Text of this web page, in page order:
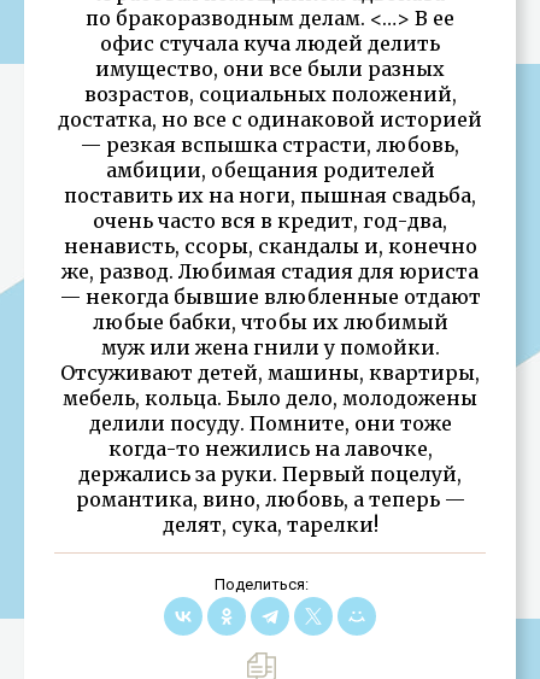
по бракоразводным делам. <…> В ее
офис стучала куча людей делить
имущество, они все были разных
возрастов, социальных положений,
достатка, но все с одинаковой историей
— резкая вспышка страсти, любовь,
амбиции, обещания родителей
поставить их на ноги, пышная свадьба,
очень часто вся в кредит, год-два,
ненависть, ссоры, скандалы и, конечно
же, развод. Любимая стадия для юриста
— некогда бывшие влюбленные отдают
любые бабки, чтобы их любимый
муж или жена гнили у помойки.
Отсуживают детей, машины, квартиры,
мебель, кольца. Было дело, молодожены
делили посуду. Помните, они тоже
когда-то нежились на лавочке,
держались за руки. Первый поцелуй,
романтика, вино, любовь, а теперь —
делят, сука, тарелки!
Поделиться: